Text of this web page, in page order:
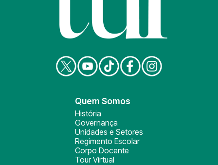
Quem Somos
História
Governança
Unidades e Setores
Regimento Escolar
Corpo Docente
Tour Virtual